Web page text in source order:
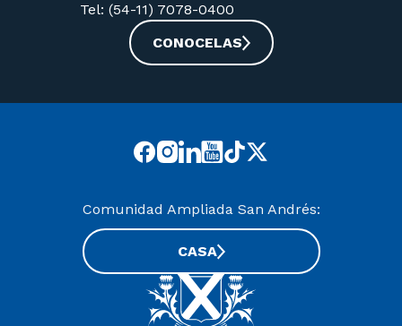
Tel: (54-11) 7078-0400
CONOCELAS
Comunidad Ampliada San Andrés:
CASA